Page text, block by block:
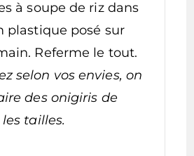
à soupe de riz dans
plastique posé sur
Referme le tout.
selon vos envies, on
des onigiris de
tailles.